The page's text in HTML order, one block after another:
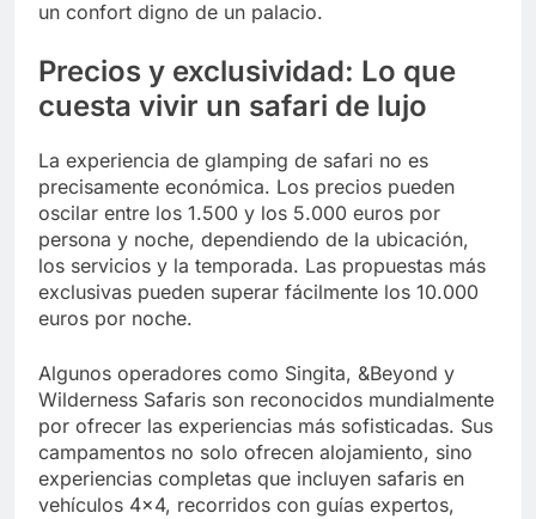
un confort digno de un palacio.
Precios y exclusividad: Lo que
cuesta vivir un safari de lujo
La experiencia de glamping de safari no es
precisamente económica. Los precios pueden
oscilar entre los 1.500 y los 5.000 euros por
persona y noche, dependiendo de la ubicación,
los servicios y la temporada. Las propuestas más
exclusivas pueden superar fácilmente los 10.000
euros por noche.
Algunos operadores como Singita, &Beyond y
Wilderness Safaris son reconocidos mundialmente
por ofrecer las experiencias más sofisticadas. Sus
campamentos no solo ofrecen alojamiento, sino
experiencias completas que incluyen safaris en
vehículos 4×4, recorridos con guías expertos,